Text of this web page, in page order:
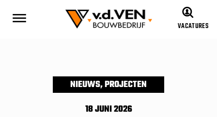
VACATURES
NIEUWS,PROJECTEN
18 JUNI 2026